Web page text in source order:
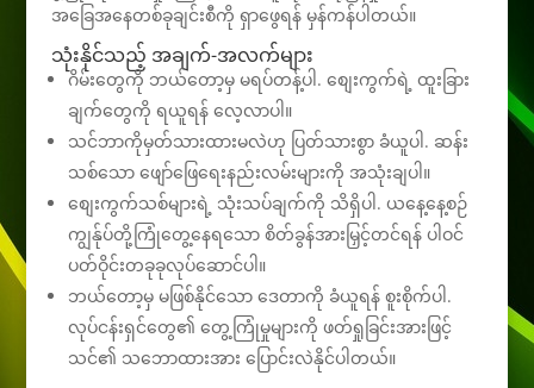
အခြေအနေတစ်ခုချင်းစီကို ရှာဖွေရန် မှန်ကန်ပါတယ်။
သုံးနိုင်သည့် အချက်-အလက်များ
ဂိမ်းတွေကို ဘယ်တော့မှ မရပ်တန့်ပါ. စျေးကွက်ရဲ့ ထူးခြား
ချက်တွေကို ရယူရန် လေ့လာပါ။
သင်ဘာကိုမှတ်သားထားမလဲဟု ပြတ်သားစွာ ခံယူပါ. ဆန်း
သစ်သော ဖျော်ဖြေရေးနည်းလမ်းများကို အသုံးချပါ။
စျေးကွက်သစ်များရဲ့ သုံးသပ်ချက်ကို သိရှိပါ. ယနေ့နေ့စဉ်
ကျွန်ုပ်တို့ကြုံတွေ့နေရသော စိတ်ခွန်အားမြှင့်တင်ရန် ပါဝင်
ပတ်ဝိုင်းတခုခုလုပ်ဆောင်ပါ။
ဘယ်တော့မှ မဖြစ်နိုင်သော ဒေတာကို ခံယူရန် စူးစိုက်ပါ.
လုပ်ငန်းရှင်တွေ၏ တွေ့ကြုံမှုများကို ဖတ်ရှုခြင်းအားဖြင့်
သင်၏ သဘောထားအား ပြောင်းလဲနိုင်ပါတယ်။